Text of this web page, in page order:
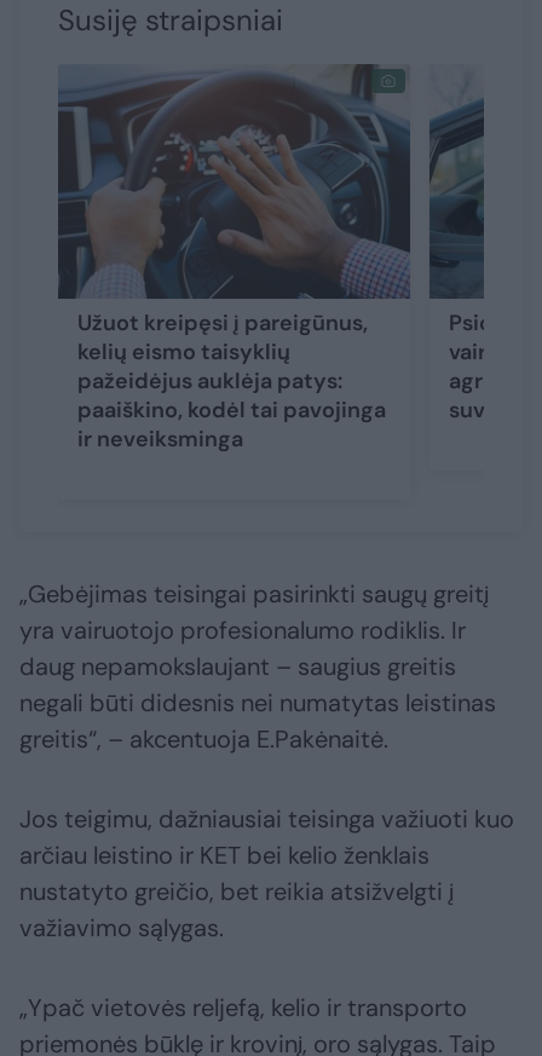
Susiję straipsniai
Užuot kreipęsi į pareigūnus,
kelių eismo taisyklių
pažeidėjus auklėja patys:
paaiškino, kodėl tai pavojinga
ir neveiksminga
„Gebėjimas teisingai pasirinkti saugų greitį
yra vairuotojo profesionalumo rodiklis. Ir
daug nepamokslaujant – saugius greitis
negali būti didesnis nei numatytas leistinas
greitis“, – akcentuoja E.Pakėnaitė.
Jos teigimu, dažniausiai teisinga važiuoti kuo
arčiau leistino ir KET bei kelio ženklais
nustatyto greičio, bet reikia atsižvelgti į
važiavimo sąlygas.
„Ypač vietovės reljefą, kelio ir transporto
priemonės būklę ir krovinį, oro sąlygas. Taip